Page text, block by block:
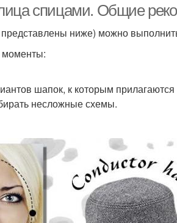
спицами. Общие
ниже) можно
моменты:
шапок, к которым
несложные схемы.